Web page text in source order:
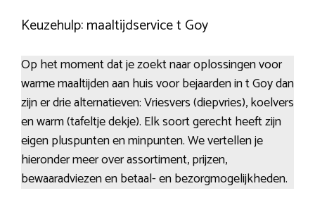
Keuzehulp: maaltijdservice t Goy
Op het moment dat je zoekt naar oplossingen voor
warme maaltijden aan huis voor bejaarden in t Goy dan
zijn er drie alternatieven: Vriesvers (diepvries), koelvers
en warm (tafeltje dekje). Elk soort gerecht heeft zijn
eigen pluspunten en minpunten. We vertellen je
hieronder meer over assortiment, prijzen,
bewaaradviezen en betaal- en bezorgmogelijkheden.